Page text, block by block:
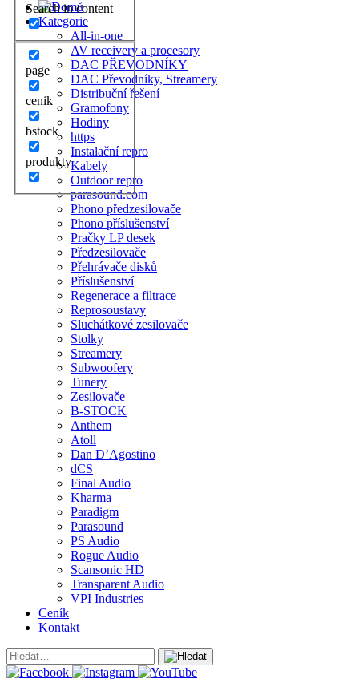
Search in content
page
cenik
bstock
produkty
Kategorie
All-in-one
AV receivery a procesory
DAC PŘEVODNÍKY
DAC Převodníky, Streamery
Distribuční řešení
Gramofony
Hodiny
https
Instalační repro
Kabely
Outdoor repro
parasound.com
Phono předzesilovače
Phono příslušenství
Pračky LP desek
Předzesilovače
Přehrávače disků
Příslušenství
Regenerace a filtrace
Reprosoustavy
Sluchátkové zesilovače
Stolky
Streamery
Subwoofery
Tunery
Zesilovače
B-STOCK
Anthem
Atoll
Dan D’Agostino
dCS
Final Audio
Kharma
Paradigm
Parasound
PS Audio
Rogue Audio
Scansonic HD
Transparent Audio
VPI Industries
Ceník
Kontakt